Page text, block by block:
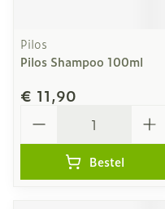
Pilos
Pilos Shampoo 100ml
€ 11,90
Bestel